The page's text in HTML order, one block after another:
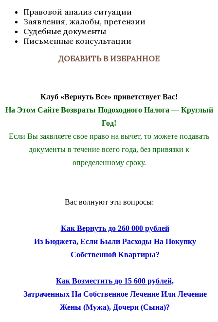
Правовой анализ ситуации
Заявления, жалобы, претензии
Судебные документы
Письменные консультации
ДОБАВИТЬ В ИЗБРАННОЕ
Клуб «Вернуть Все» приветствует Вас!
На Этом Сайте Возвраты Подоходного Налога — Круглый
Год!
Если Вы заявляете свое право на вычет, то можете подавать
документы в течение всего года, без привязки к
определенному сроку.
Вас волнуют эти вопросы:
Как Вернуть до 260 000 рублей
Из Бюджета, Если Были Расходы На Покупку
Собственной Квартиры?
Как Возместить до 15 600 рублей,
Затраченных На Собственное Лечение Или Лечение
Жены (Мужа), Дочери (Сына)?